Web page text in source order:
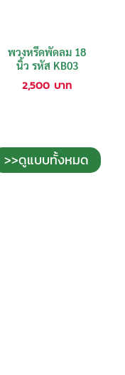
พวงหรีดพัดลม 18
นิ้ว รหัส KB03
2,500 บาท
>>ดูแบบทั้งหมด